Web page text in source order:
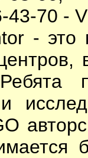
43-70 -
- это